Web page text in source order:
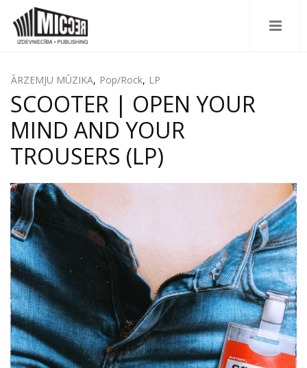
ĀRZEMJU MŪZIKA, Pop/Rock, LP
SCOOTER | OPEN YOUR
MIND AND YOUR
TROUSERS (LP)